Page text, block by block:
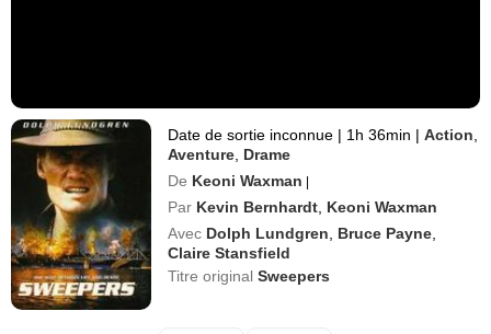
Date de sortie inconnue | 1h 36min | Action
Aventure Drame
De Keoni Waxman |
Par Kevin Bernhardt Keoni Waxman
Avec Dolph Lundgren Bruce Payne
Claire Stansfield
Titre originalSweepers